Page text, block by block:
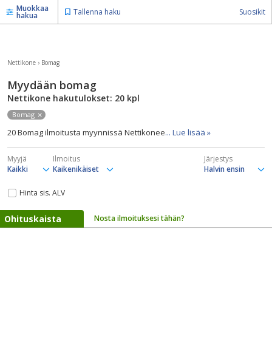
Muokkaa
hakua Tallenna haku Suosikit
Nettikone › Bomag
Myydään bomag
Nettikone hakutulokset: 20 kpl
Bomag
20 Bomag ilmoitusta myynnissä Nettikonee... Lue lisää »
Myyjä Ilmoitus Järjestys
Hinta sis. ALV
Ohituskaista Nosta ilmoituksesi tähän?